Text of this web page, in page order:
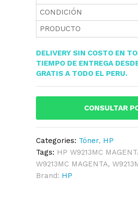
CONDICIÓN
PRODUCTO
DELIVERY SIN COSTO EN
TIEMPO DE ENTREGA
GRATIS A TODO EL PERU.
CONSULTAR
Categories: Tóner, HP
Tags: HP W9213MC
W9213MC MAGENTA,
Brand: HP